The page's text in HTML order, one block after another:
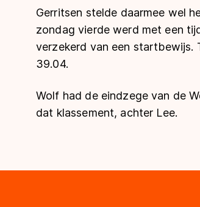
Gerritsen stelde daarmee wel
zondag vierde werd met een
verzekerd van een startbewijs.
39.04.
Wolf had de eindzege van de
dat klassement, achter Lee.